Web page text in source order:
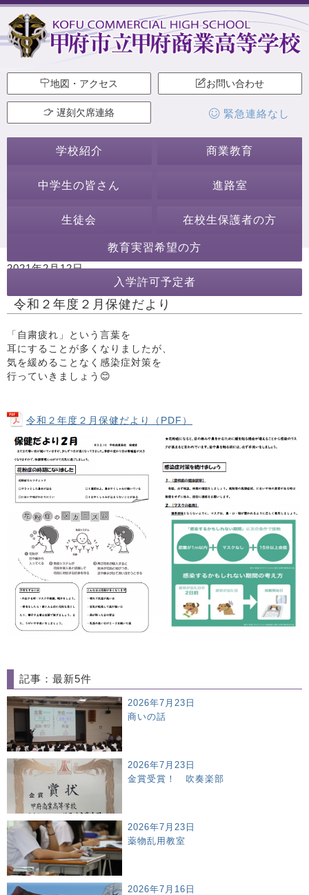
地図・アクセス お問い合わせ
遅刻欠席連絡 緊急連絡なし
学校紹介 商業教育
中学生の皆さん 進路室
生徒会 在校生保護者の方
教育実習希望の方
入学許可予定者
2021年2月12日
学校からのお知らせ 保健室から
令和２年度２月保健だより
「自粛疲れ」という言葉を
耳にすることが多くなりましたが、
気を緩めることなく感染症対策を
行っていきましょう😊
令和２年度２月保健だより（PDF）
記事：最新5件
2026年7月23日
商いの話
2026年7月23日
金賞受賞！ 吹奏楽部
2026年7月23日
薬物乱用教室
2026年7月16日